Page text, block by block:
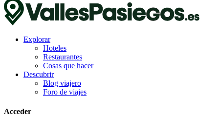
Explorar
Hoteles
Restaurantes
Cosas que hacer
Descubrir
Blog viajero
Foro de viajes
Acceder